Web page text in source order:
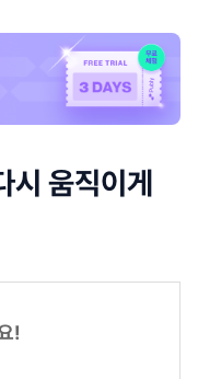
움직이게
!